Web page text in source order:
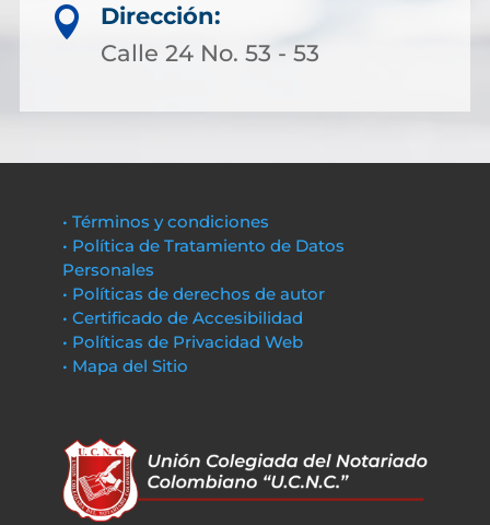

Dirección:
Calle 24 No. 53 - 53
• Términos y condiciones
• Política de Tratamiento de Datos
Personales
• Políticas de derechos de autor
• Certificado de Accesibilidad
• Políticas de Privacidad Web
• Mapa del Sitio